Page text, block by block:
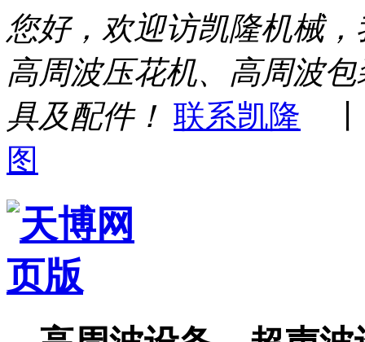
您好，欢迎访凯隆机械
高周波压花机、高周波
具及配件！ 联系凯隆
图